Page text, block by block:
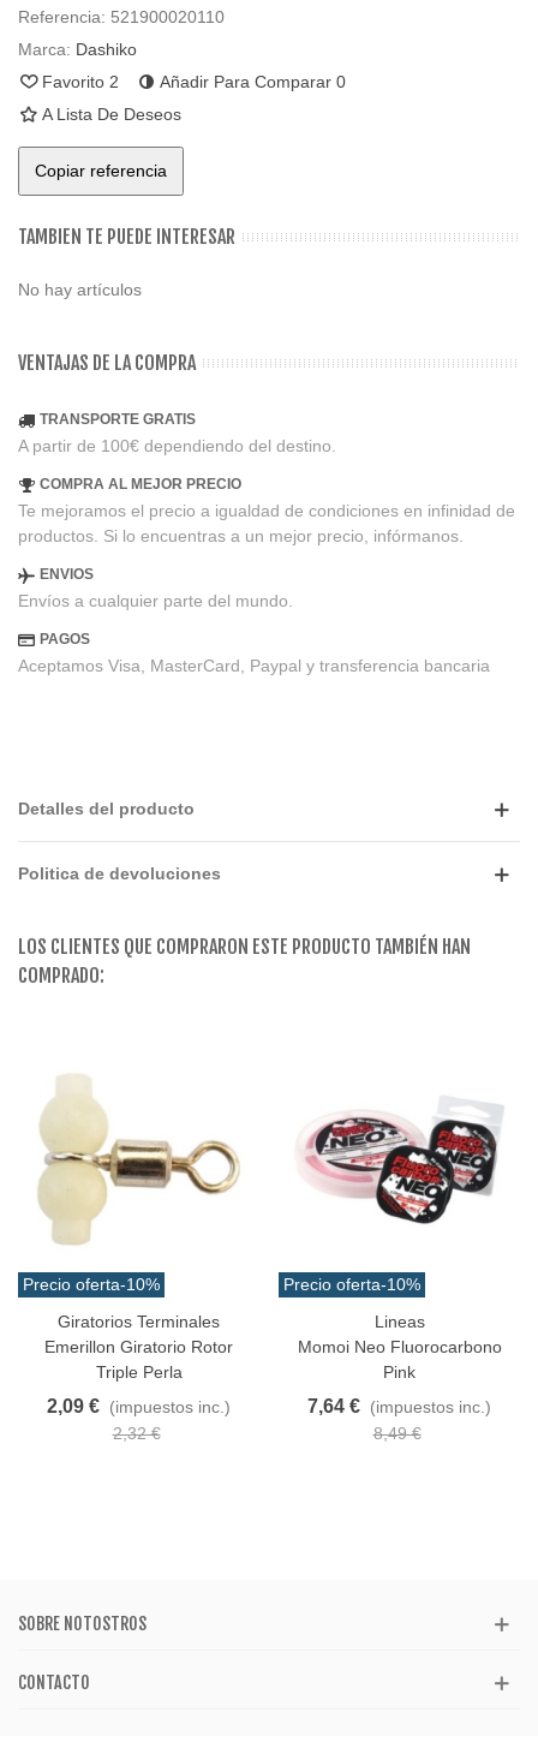
Referencia: 521900020110
Marca: Dashiko
Favorito 2 Añadir Para Comparar 0
A Lista De Deseos
Copiar referencia
TAMBIEN TE PUEDE INTERESAR
No hay artículos
VENTAJAS DE LA COMPRA
TRANSPORTE GRATIS
A partir de 100€ dependiendo del destino.
COMPRA AL MEJOR PRECIO
Te mejoramos el precio a igualdad de condiciones en infinidad de
productos. Si lo encuentras a un mejor precio, infórmanos.
ENVIOS
Envíos a cualquier parte del mundo.
PAGOS
Aceptamos Visa, MasterCard, Paypal y transferencia bancaria
Detalles del producto
Politica de devoluciones
LOS CLIENTES QUE COMPRARON ESTE PRODUCTO TAMBIÉN HAN
COMPRADO:
Precio oferta-10%
Giratorios Terminales
Emerillon Giratorio Rotor
Triple Perla
2,09 € (impuestos inc.)
2,32 €
Precio oferta-10%
Lineas
Momoi Neo Fluorocarbono
Pink
7,64 € (impuestos inc.)
8,49 €
SOBRE NOTOSTROS
CONTACTO